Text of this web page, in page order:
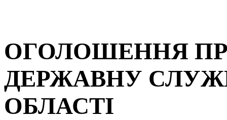
ОГОЛОШЕННЯ
ДЕРЖАВНУ
ОБЛАСТІ